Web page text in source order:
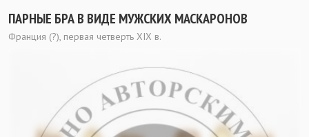
ПАРНЫЕ БРА В ВИДЕ МУЖСКИХ МАСКАРОНОВ
Франция (?), первая четверть XIX в.